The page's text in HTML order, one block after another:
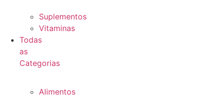
Suplementos
Vitaminas
Todas
as
Categorias
Alimentos